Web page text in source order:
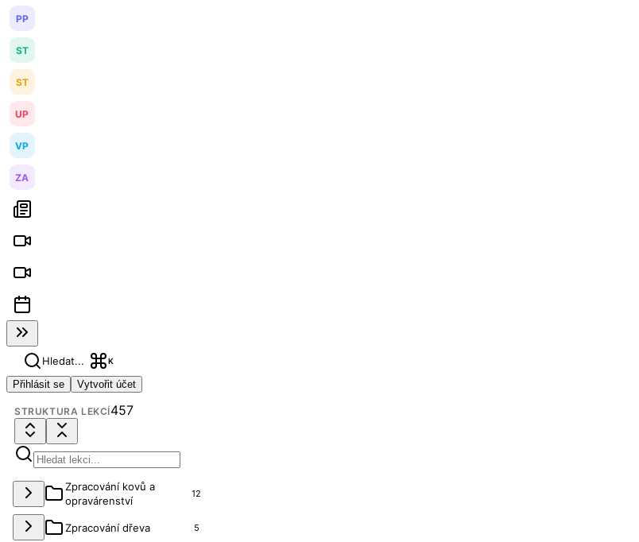
PP
ST
ST
UP
VP
ZA
Hledat... K
Přihlásit se Vytvořit účet
STRUKTURA LEKCÍ457
Zpracování kovů a
opravárenství
12
Zpracování dřeva 5